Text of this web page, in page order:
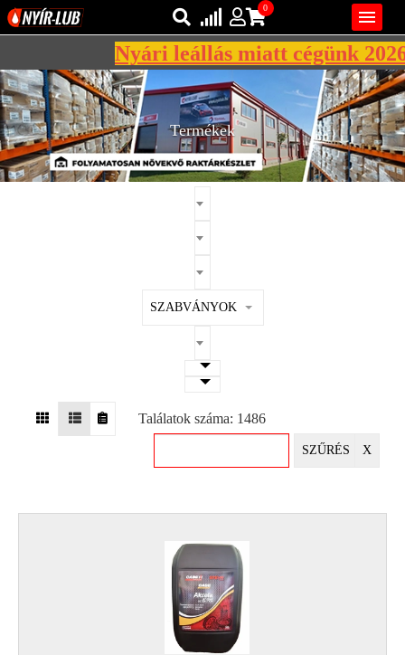
REGISZTRÁCIÓ
EGYÉB
INFO

Bejelentkezés
Regisztráció
0
AZ ÖN KOSARA ÜRES
Nyári leállás miatt cégünk 2026.
Termékek
SZABVÁNYOK
Találatok száma: 1486
SZŰRÉS X